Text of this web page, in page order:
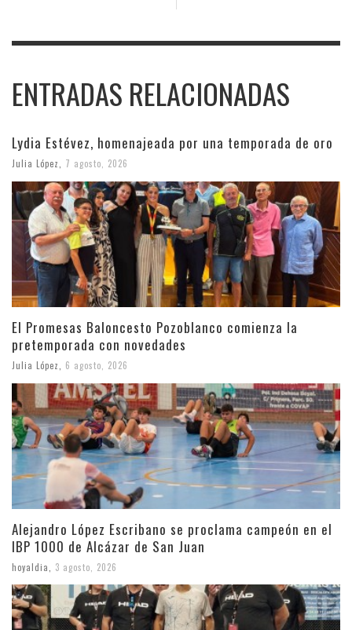
ENTRADAS RELACIONADAS
Lydia Estévez, homenajeada por una temporada de oro
Julia López 7 agosto, 2026
El Promesas Baloncesto Pozoblanco comienza la
pretemporada con novedades
Julia López 6 agosto, 2026
Alejandro López Escribano se proclama campeón en el
IBP 1000 de Alcázar de San Juan
hoyaldia 3 agosto, 2026